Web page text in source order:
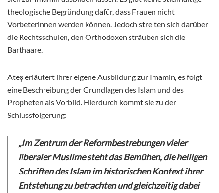
theologische Begründung dafür, dass Frauen nicht
Vorbeterinnen werden können. Jedoch streiten sich darüber
die Rechtsschulen, den Orthodoxen sträuben sich die
Barthaare.
Ateş erläutert ihrer eigene Ausbildung zur Imamin, es folgt
eine Beschreibung der Grundlagen des Islam und des
Propheten als Vorbild. Hierdurch kommt sie zu der
Schlussfolgerung:
„Im Zentrum der Reformbestrebungen vieler
liberaler Muslime steht das Bemühen, die heiligen
Schriften des Islam im historischen Kontext ihrer
Entstehung zu betrachten und gleichzeitig dabei